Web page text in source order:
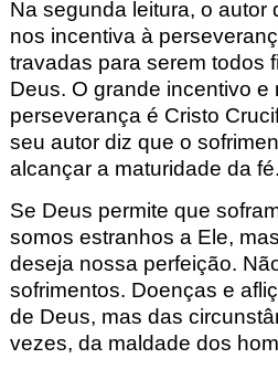
Na segunda leitura, o autor
nos incentiva à
travadas para serem todos
Deus. O grande incentivo e
perseverança é Cristo
seu autor diz que o
alcançar a maturidade da fé.
Se Deus permite que
somos estranhos a Ele,
deseja nossa perfeição.
sofrimentos. Doenças e
de Deus, mas das
vezes, da maldade dos